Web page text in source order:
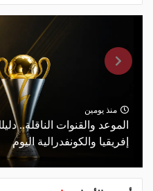
منذ يومين
الموعد والقنوات الناقلة..
إفريقيا والكونفدرالية اليوم